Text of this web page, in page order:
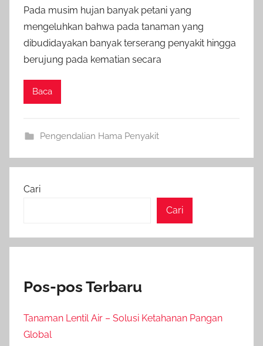
Pada musim hujan banyak petani yang
mengeluhkan bahwa pada tanaman yang
dibudidayakan banyak terserang penyakit hingga
berujung pada kematian secara
Baca
Pengendalian Hama Penyakit
Cari
Cari
Pos-pos Terbaru
Tanaman Lentil Air – Solusi Ketahanan Pangan
Global